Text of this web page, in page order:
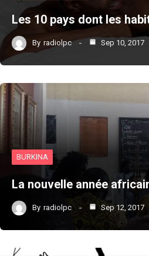
Les 10 pays dont les
By radiolpc Sep 10, 2017
BURKINA
La nouvelle année
By radiolpc Sep 12, 2017